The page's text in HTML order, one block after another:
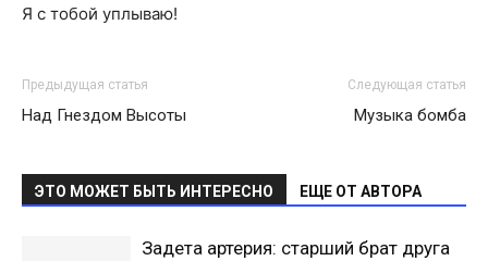
Я с тобой уплываю!
Предыдущая статья
Над Гнездом Высоты
Следующая статья
Музыка бомба
ЭТО МОЖЕТ БЫТЬ ИНТЕРЕСНО ЕЩЕ ОТ АВТОРА
Задета артерия: старший брат друга